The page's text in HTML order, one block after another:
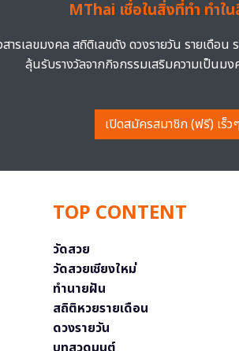
MThai เชื่อในสิ่งที่ทำ ทำใ
สารเลขมงคล สถิติเลขดัง ดวงรายวัน รายเดือน
ลุ้นรับรางวัลจากกิจกรรมเสริมความเป็นม
เปิดสมัครสมาชิก (ฟรี) เร็ว
TOP CONTENT
วัดสวย
วัดสวยเชียงใหม่
ทำนายฝัน
สถิติหวยรายเดือน
ดวงรายวัน